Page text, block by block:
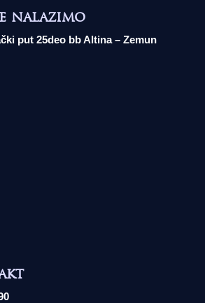
nalazimo
put 25deo bb Altina – Zemun